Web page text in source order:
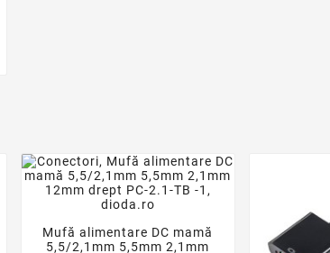
  
Mufă alimentare DC mamă
5,5/2,1mm 5,5mm 2,1mm